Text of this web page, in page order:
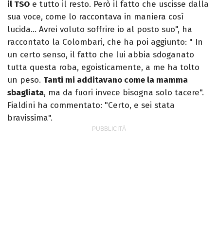
il TSO e tutto il resto. Però il fatto che uscisse dalla
sua voce, come lo raccontava in maniera così
lucida… Avrei voluto soffrire io al posto suo", ha
raccontato la Colombari, che ha poi aggiunto: " In
un certo senso, il fatto che lui abbia sdoganato
tutta questa roba, egoisticamente, a me ha tolto
un peso. Tanti mi additavano come la mamma
sbagliata, ma da fuori invece bisogna solo tacere".
Fialdini ha commentato: "Certo, e sei stata
bravissima".